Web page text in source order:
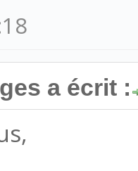
a écrit :